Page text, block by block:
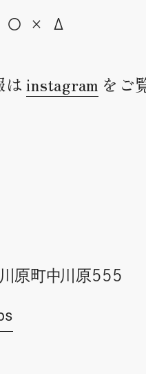
〇 × Δ
は instagram をご
原町中川原555